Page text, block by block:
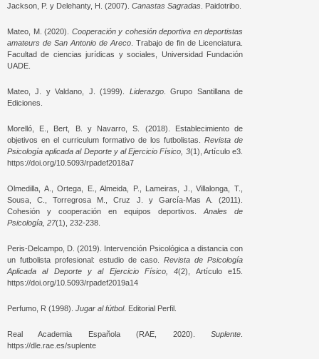
Jackson, P. y Delehanty, H. (2007). Canastas Sagradas . Paidotribo.
Mateo, M. (2020). Cooperación y cohesión deportiva en deportistas
amateurs de San Antonio de Areco . Trabajo de fin de Licenciatura.
Facultad de ciencias jurídicas y sociales, Universidad Fundación
UADE.
Mateo, J. y Valdano, J. (1999). Liderazgo. Grupo Santillana de
Ediciones.
Morelló, E., Bert, B. y Navarro, S. (2018). Establecimiento de
objetivos en el curriculum formativo de los futbolistas. Revista de
Psicología aplicada al Deporte y al Ejercicio Físico, 3(1), Artículo e3.
https://doi.org/10.5093/rpadef2018a7
Olmedilla, A., Ortega, E., Almeida, P., Lameiras, J., Villalonga, T.,
Sousa, C., Torregrosa M., Cruz J. y García-Mas A. (2011).
Cohesión y cooperación en equipos deportivos. Anales de
Psicología, 27(1), 232-238.
Peris-Delcampo, D. (2019). Intervención Psicológica a distancia con
un futbolista profesional: estudio de caso.Revista de Psicología
Aplicada al Deporte y al Ejercicio Físico, 4(2), Artículo e15.
https://doi.org/10.5093/rpadef2019a14
Perfumo, R (1998). Jugar al fútbol. Editorial Perfil.
Real Academia Española (RAE, 2020). Suplente
https://dle.rae.es/suplente